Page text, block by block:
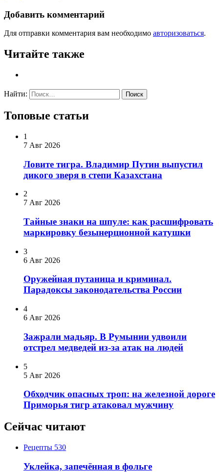
Добавить комментарий
Для отправки комментария вам необходимо авторизоваться.
Читайте также
Найти:
Топовые статьи
1
7 Авг 2026
Ловите тигра. Владимир Путин выпустил
дикого зверя в степи Казахстана
2
7 Авг 2026
Тайные знаки на шпуле: как расшифровать
маркировку безынерционной катушки
3
6 Авг 2026
Оружейная путаница и криминал.
Парадоксы законодательства России
4
6 Авг 2026
Зажрали мадьяр. В Румынии удвоили
отстрел медведей из-за атак на людей
5
5 Авг 2026
Обходчик опасных троп: на железной дороге
Приморья тигр атаковал мужчину
Сейчас читают
Рецепты 530
Уклейка, запечённая в фольге